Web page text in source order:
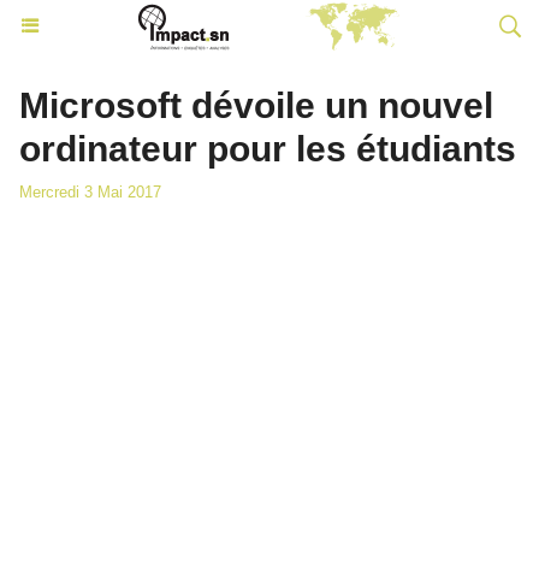
Microsoft dévoile un nouvel
ordinateur pour les étudiants
Mercredi 3 Mai 2017